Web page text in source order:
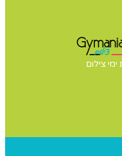
צילום
צילום
בצילומי סטודיו לנבחרת